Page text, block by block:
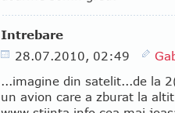
Intrebare
28.07.2010, 02:49
...imagine din satelit...de la
un avion care a zburat la